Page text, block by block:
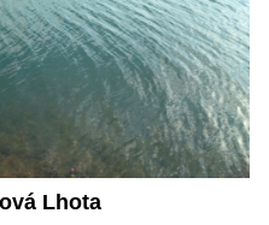
Lhota